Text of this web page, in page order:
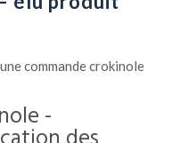
commande crokinole
-